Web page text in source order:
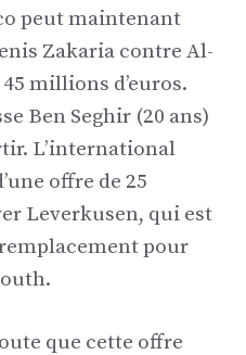
peut maintenant
Zakaria contre Al-
millions d’euros.
Ben Seghir (20 ans)
L’international
offre de 25
Leverkusen, qui est
pour
que cette offre